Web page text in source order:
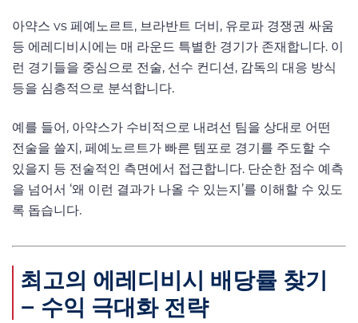
아약스 vs 페예노르트, 브라반트 더비, 유로파 경쟁권 싸움
등 에레디비시에는 매 라운드 특별한 경기가 존재합니다. 이
런 경기들을 중심으로 전술, 선수 컨디션, 감독의 대응 방식
등을 심층적으로 분석합니다.
예를 들어, 아약스가 수비적으로 내려선 팀을 상대로 어떤
전술을 쓸지, 페예노르트가 빠른 템포로 경기를 주도할 수
있을지 등 전술적인 측면에서 접근합니다. 단순한 점수 예측
을 넘어서 ‘왜 이런 결과가 나올 수 있는지’를 이해할 수 있도
록 돕습니다.
최고의 에레디비시 배당률 찾기
– 수익 극대화 전략